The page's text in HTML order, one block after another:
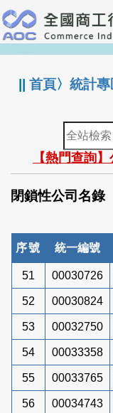
跳
到
主
要
:::
||首頁〉統計專
全
站
檢
索
【熱門查詢
閉鎖性公司名錄
序號 統一編號
51 00030726
52 00030824
53 00032750
54 00033358
55 00033765
56 00034743